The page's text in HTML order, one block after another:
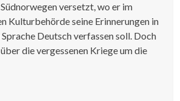
versetzt, wo er im
Kulturbehörde seine Erinnerungen in
Deutsch verfassen soll. Doch
die vergessenen Kriege um die